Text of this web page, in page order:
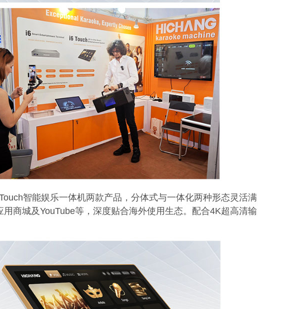
智能娱乐一体机两款产品，分体式与一体化两种形态灵活满
商城及YouTube等，深度贴合海外使用生态。配合4K超高清输